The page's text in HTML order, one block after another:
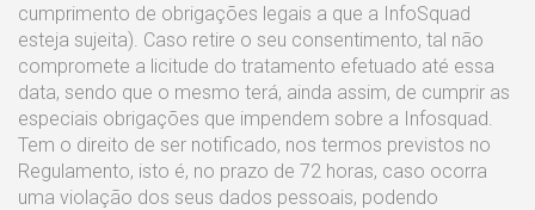
cumprimento de obrigações legais a que a InfoSquad
esteja sujeita). Caso retire o seu consentimento, tal não
compromete a licitude do tratamento efetuado até essa
data, sendo que o mesmo terá, ainda assim, de cumprir as
especiais obrigações que impendem sobre a Infosquad.
Tem o direito de ser notificado, nos termos previstos no
Regulamento, isto é, no prazo de 72 horas, caso ocorra
uma violação dos seus dados pessoais, podendo